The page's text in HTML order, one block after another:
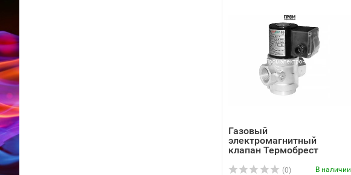
Газовый
электромагнитный
клапан Термобрест
(0) В наличии